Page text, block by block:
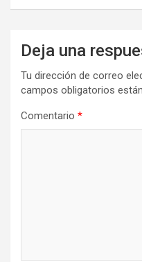
Deja una
Tu dirección de correo
campos obligatorios
Comentario *